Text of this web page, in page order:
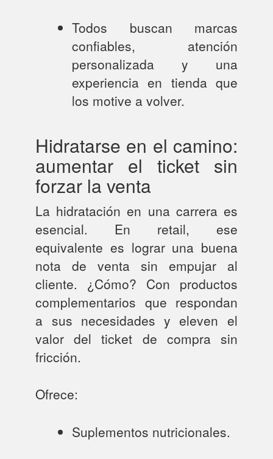
Todos buscan marcas
confiables, atención
personalizada y una
experiencia en tienda que
los motive a volver.
Hidratarse en el camino:
aumentar el ticket sin
forzar la venta
La hidratación en una carrera es
esencial. En retail, ese
equivalente es lograr una buena
nota de venta sin empujar al
cliente. ¿Cómo? Con productos
complementarios que respondan
a sus necesidades y eleven el
valor del ticket de compra sin
fricción.
Ofrece:
Suplementos nutricionales.